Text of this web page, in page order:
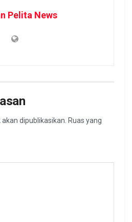
Pelita News
dipublikasikan. Ruas yang